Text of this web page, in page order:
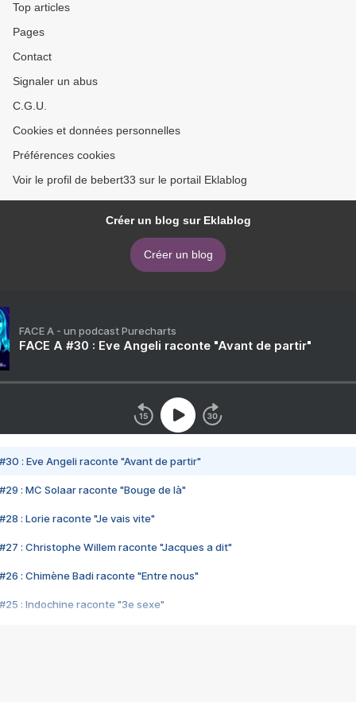
Top articles
Pages
Contact
Signaler un abus
C.G.U.
Cookies et données personnelles
Préférences cookies
Voir le profil de bebert33 sur le portail Eklablog
Créer un blog sur Eklablog
Créer un blog
FACE A - un podcast Purecharts
FACE A #30 : Eve Angeli raconte "Avant de partir"
#30 : Eve Angeli raconte "Avant de partir"
#29 : MC Solaar raconte "Bouge de là"
#28 : Lorie raconte "Je vais vite"
#27 : Christophe Willem raconte "Jacques a dit"
#26 : Chimène Badi raconte "Entre nous"
#25 : Indochine raconte "3e sexe"